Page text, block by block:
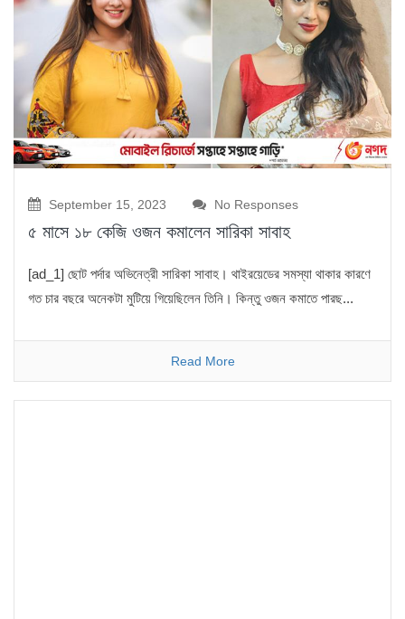
September 15, 2023 No Responses
৫ মাসে ১৮ কেজি ওজন কমালেন সারিকা সাবাহ
[ad_1] ছোট পর্দার অভিনেত্রী সারিকা সাবাহ। থাইরয়েডের সমস্যা থাকার কারণে
গত চার বছরে অনেকটা মুটিয়ে গিয়েছিলেন তিনি। কিন্তু ওজন কমাতে পারছ...
Read More